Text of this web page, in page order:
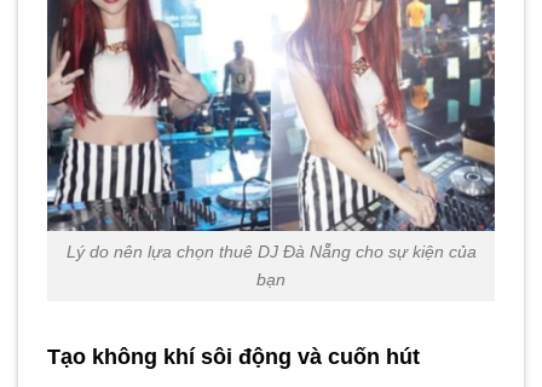
Lý do nên lựa chọn thuê DJ Đà Nẵng cho sự kiện của
bạn
Tạo không khí sôi động và cuốn hút